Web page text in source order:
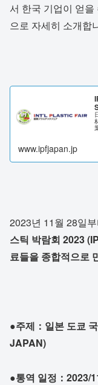
서 한국 기업이 얻
으로 자세히 소개합
www.ipfjapan.jp
2023년 11월 28일
스틱 박람회 2023
료들을 종합적으로
●주제：일본 도쿄
JAPAN)
●통역 일정：2023/